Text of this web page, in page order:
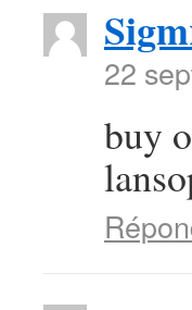
22
buy